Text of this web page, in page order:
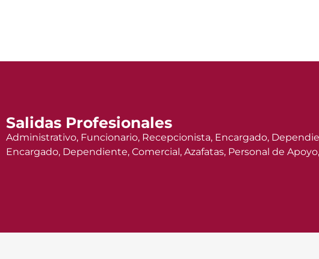
Salidas Profesionales
Administrativo, Funcionario, Recepcionista, Encargado,
Encargado, Dependiente, Comercial, Azafatas, Personal de